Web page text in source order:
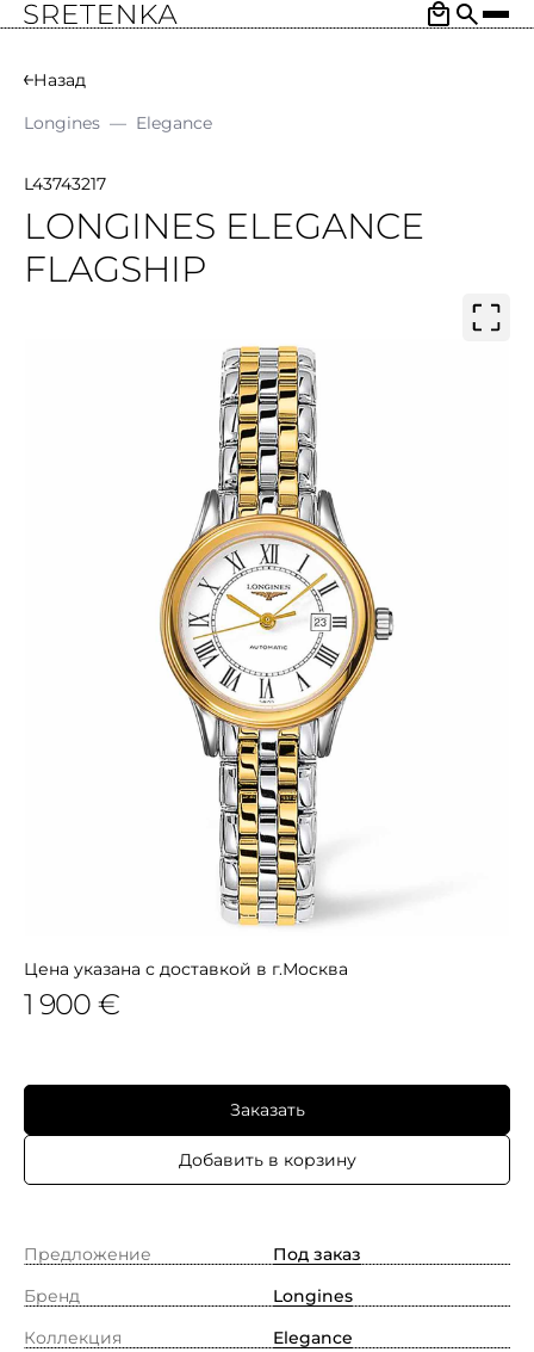
Назад
Longines — Elegance
L43743217
LONGINES ELEGANCE
FLAGSHIP
Цена указана с доставкой в г.Москва
1 900 €
Заказать
Добавить в корзину
Предложение
Под заказ
Бренд
Longines
Коллекция
Elegance